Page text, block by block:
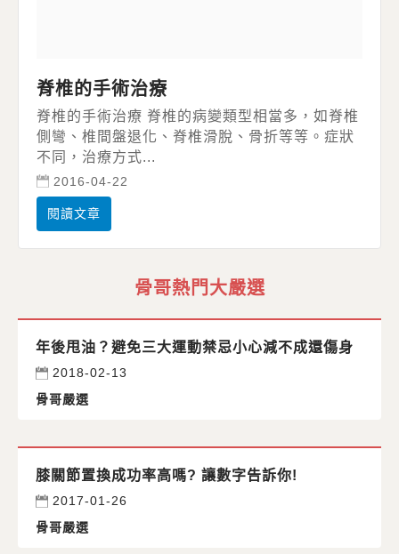
脊椎的手術治療
脊椎的手術治療 脊椎的病變類型相當多，如脊椎
側彎、椎間盤退化、脊椎滑脫、骨折等等。症狀
不同，治療方式...
2016-04-22
閱讀文章
骨哥熱門大嚴選
年後甩油？避免三大運動禁忌小心減不成還傷身
2018-02-13
骨哥嚴選
膝關節置換成功率高嗎? 讓數字告訴你!
2017-01-26
骨哥嚴選